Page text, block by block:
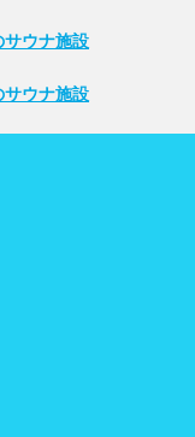
サウナ施設
サウナ施設